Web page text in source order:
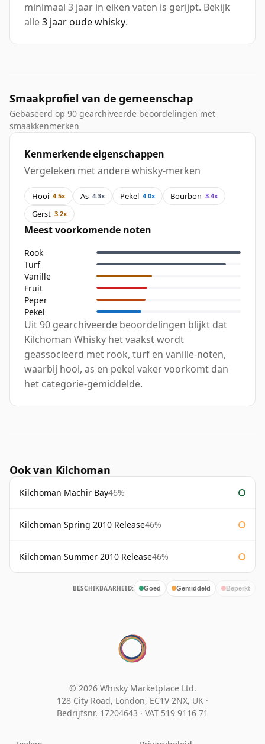
minimaal 3 jaar in eiken vaten is gerijpt. Bekijk
alle3 jaar oude whisky.
Smaakprofiel van de gemeenschap
Gebaseerd op 90 gearchiveerde beoordelingen met
smaakkenmerken
Kenmerkende eigenschappen
Vergeleken met andere whisky-merken
Hooi 4.5x As 4.3x Pekel 4.0x Bourbon 3.4x
Gerst 3.2x
Meest voorkomende noten
Rook
Turf
Vanille
Fruit
Peper
Pekel
Uit 90 gearchiveerde beoordelingen blijkt dat
Kilchoman Whisky het vaakst wordt
geassocieerd met rook, turf en vanille-noten,
waarbij hooi, as en pekel vaker voorkomt dan
het categorie-gemiddelde.
Ook van Kilchoman
Kilchoman Machir Bay46%
Kilchoman Spring 2010 Release46%
Kilchoman Summer 2010 Release46%
BESCHIKBAARHEID: Goed Gemiddeld Beperkt
© 2026 Whisky Marketplace Ltd.
128 City Road, London, EC1V 2NX, UK ·
Bedrijfsnr. 17204643 · VAT 519 9116 71